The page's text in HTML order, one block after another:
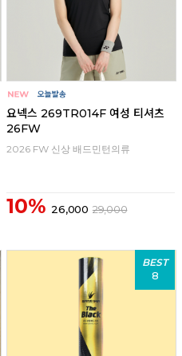
요넥스 269TR014F 여성 티셔츠
26FW
2026 FW 신상 배드민턴의류
10% 26,000 29,000
BEST
8